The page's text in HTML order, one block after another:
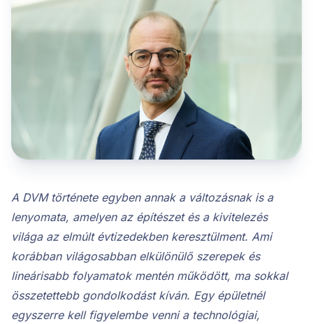
A DVM története egyben annak a változásnak is a
lenyomata, amelyen az építészet és a kivitelezés
világa az elmúlt évtizedekben keresztülment. Ami
korábban világosabban elkülönülő szerepek és
lineárisabb folyamatok mentén működött, ma sokkal
összetettebb gondolkodást kíván. Egy épületnél
egyszerre kell figyelembe venni a technológiai,